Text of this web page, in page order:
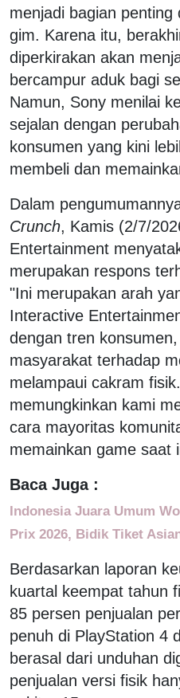
menjadi bagian penting
gim. Karena itu,
diperkirakan akan
bercampur aduk bagi
Namun, Sony menilai
sejalan dengan
konsumen yang kini
membeli dan
Dalam
Crunch, Kamis (2/7/
Entertainment
merupakan respons
"Ini merupakan arah
Interactive
dengan tren
masyarakat terhadap
melampaui cakram
memungkinkan kami
cara mayoritas
memainkan game saat
Baca Juga :
Indonesia Juara Umum
Prix 2026, Bidik Tiket
Berdasarkan laporan
kuartal keempat tahun
85 persen penjualan
penuh di PlayStation 4
berasal dari unduhan
penjualan versi fisik